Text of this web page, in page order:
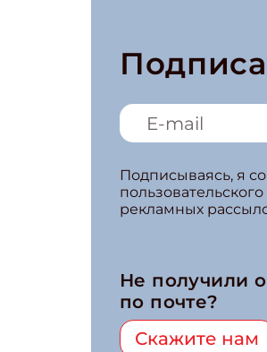
Подписываясь, я
рекламных
Не получили
по почте?
Скажите нам